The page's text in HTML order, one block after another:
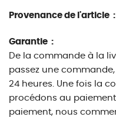
Provenance de l'article :
Garantie :
De la commande à la
passez une
24 heures. Une fois la
procédons au
paiement, nous